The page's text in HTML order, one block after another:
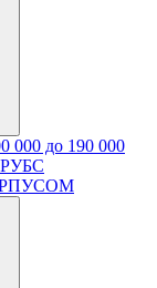
000 до 190 000
С